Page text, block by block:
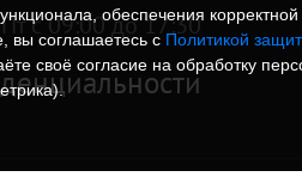
с 09:00 до 17:30
обеспечения
вы соглашаетесь с Политикой
своё согласие на обработку